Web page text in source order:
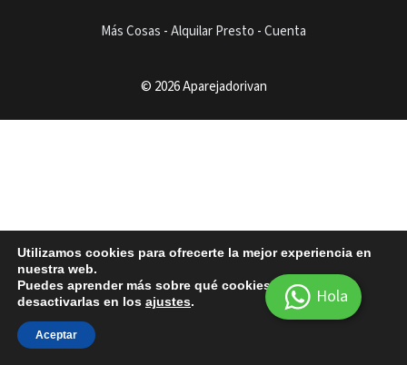
Más Cosas -Alquilar Presto -Cuenta
© 2026 Aparejadorivan
Utilizamos cookies para ofrecerte la mejor experiencia en
nuestra web.
Puedes aprender más sobre qué cookies utilizamos o
desactivarlas en los ajustes.
Aceptar
Hola